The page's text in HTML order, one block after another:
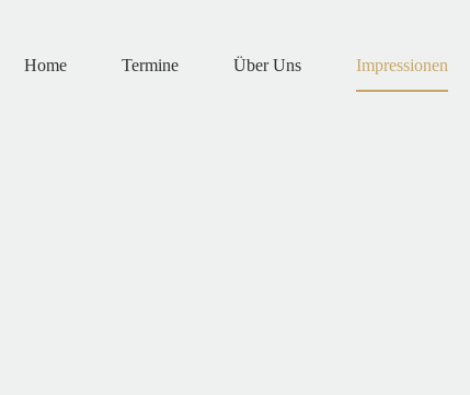
Home Termine Über Uns Impressionen